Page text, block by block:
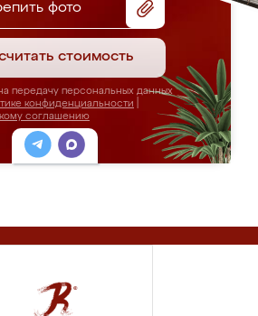
фото
стоимость
передачу персональных данных
конфиденциальности
соглашению